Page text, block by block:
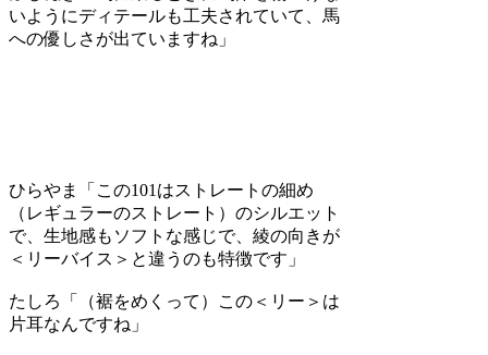
いようにディテールも工夫されていて、馬
への優しさが出ていますね」
ひらやま
「この101はストレートの細め
（レギュラーのストレート）のシルエット
で、生地感もソフトな感じで、綾の向きが
＜リーバイス＞と違うのも特徴です」
たしろ
「（裾をめくって）この＜リー＞は
片耳なんですね」